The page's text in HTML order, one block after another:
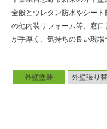
外壁塗装 外壁張り
全般とウレタン防水やシー
の他内装リフォーム等、窓
が手厚く、気持ちの良い現場